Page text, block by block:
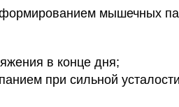
мышечных
в конце дня;
при сильной